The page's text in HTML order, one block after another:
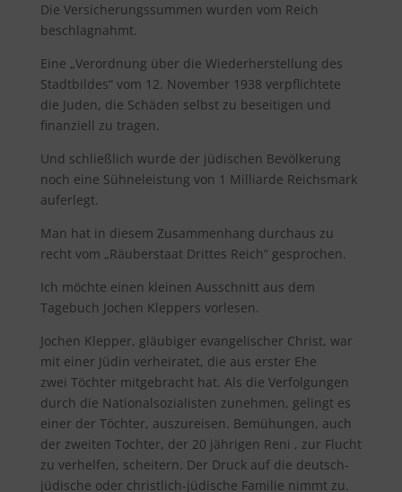
Die Versicherungssummen wurden vom Reich
beschlagnahmt.
Eine „Verordnung über die Wiederherstellung des
Stadtbildes“ vom 12. November 1938 verpflichtete
die Juden, die Schäden selbst zu beseitigen und
finanziell zu tragen.
Und schließlich wurde der jüdischen Bevölkerung
noch eine Sühneleistung von 1 Milliarde Reichsmark
auferlegt.
Man hat in diesem Zusammenhang durchaus zu
recht vom „Räuberstaat Drittes Reich“ gesprochen.
Ich möchte einen kleinen Ausschnitt aus dem
Tagebuch Jochen Kleppers vorlesen.
Jochen Klepper, gläubiger evangelischer Christ, war
mit einer Jüdin verheiratet, die aus erster Ehe
zwei Töchter mitgebracht hat. Als die Verfolgungen
durch die Nationalsozialisten zunehmen, gelingt es
einer der Töchter, auszureisen. Bemühungen, auch
der zweiten Tochter, der 20 jährigen Reni , zur Flucht
zu verhelfen, scheitern. Der Druck auf die deutsch-
jüdische oder christlich-jüdische Familie nimmt zu.